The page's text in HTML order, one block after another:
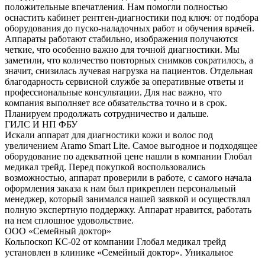
положительные впечатления. Нам помогли полностью
оснастить кабинет рентген-диагностики под ключ: от подбора
оборудования до пуско-наладочных работ и обучения врачей.
Аппараты работают стабильно, изображения получаются
четкие, что особенно важно для точной диагностики. Мы
заметили, что количество повторных снимков сократилось, а
значит, снизилась лучевая нагрузка на пациентов. Отдельная
благодарность сервисной службе за оперативные ответы и
профессиональные консультации. Для нас важно, что
компания выполняет все обязательства точно и в срок.
Планируем продолжать сотрудничество и дальше.
ГИЛС И НП ФБУ
Искали аппарат для диагностики кожи и волос под
увеличением Aramo Smart Lite. Самое выгодное и подходящее
оборудование по адекватной цене нашли в компании Глобал
медикал трейд. Перед покупкой воспользовались
возможностью, аппарат проверили в работе, с самого начала
оформления заказа к нам был прикреплен персональный
менеджер, который занимался нашей заявкой и осуществлял
полную экспертную поддержку. Аппарат нравится, работать
на нем сплошное удовольствие.
ООО «Семейный доктор»
Кольпоскоп КС-02 от компании Глобал медикал трейд
установлен в клинике «Семейный доктор». Уникальное